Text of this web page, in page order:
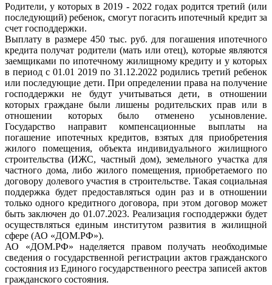
Родители, у которых в 2019 - 2022 годах родится третий (или
последующий) ребенок, смогут погасить ипотечный кредит за
счет господдержки.
Выплату в размере 450 тыс. руб. для погашения ипотечного
кредита получат родители (мать или отец), которые являются
заемщиками по ипотечному жилищному кредиту и у которых
в период с 01.01 2019 по 31.12.2022 родились третий ребенок
или последующие дети. При определении права на получение
господдержки не будут учитываться дети, в отношении
которых граждане были лишены родительских прав или в
отношении которых было отменено усыновление.
Государство направит компенсационные выплаты на
погашение ипотечных кредитов, взятых для приобретения
жилого помещения, объекта индивидуального жилищного
строительства (ИЖС, частный дом), земельного участка для
частного дома, либо жилого помещения, приобретаемого по
договору долевого участия в строительстве. Такая социальная
поддержка будет предоставляться один раз и в отношении
только одного кредитного договора, при этом договор может
быть заключен до 01.07.2023. Реализация господдержки будет
осуществляться единым институтом развития в жилищной
сфере (АО «ДОМ.РФ»).
АО «ДОМ.РФ» наделяется правом получать необходимые
сведения о государственной регистрации актов гражданского
состояния из Единого государственного реестра записей актов
гражданского состояния.